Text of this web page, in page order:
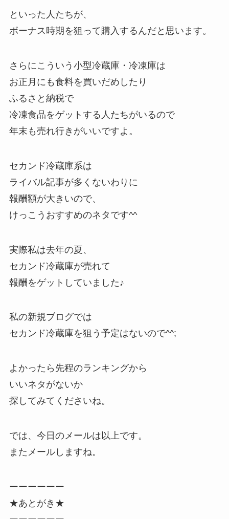
といった人たちが、
ボーナス時期を狙って購入するんだと思います。
さらにこういう小型冷蔵庫・冷凍庫は
お正月にも食料を買いだめしたり
ふるさと納税で
冷凍食品をゲットする人たちがいるので
年末も売れ行きがいいですよ。
セカンド冷蔵庫系は
ライバル記事が多くないわりに
報酬額が大きいので、
けっこうおすすめのネタです^^
実際私は去年の夏、
セカンド冷蔵庫が売れて
報酬をゲットしていました♪
私の新規ブログでは
セカンド冷蔵庫を狙う予定はないので^^;
よかったら先程のランキングから
いいネタがないか
探してみてくださいね。
では、今日のメールは以上です。
またメールしますね。
ーーーーーー
★あとがき★